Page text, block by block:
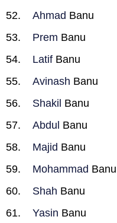
Ahmad Banu
Prem Banu
Latif Banu
Avinash Banu
Shakil Banu
Abdul Banu
Majid Banu
Mohammad Banu
Shah Banu
Yasin Banu